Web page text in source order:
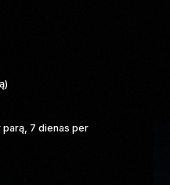
parą, 7 dienas per